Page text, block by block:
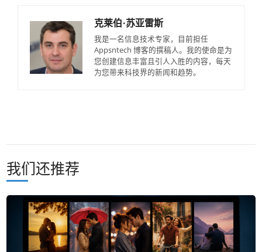
克莱伯·苏亚雷斯
我是一名信息技术专家，目前担任
Appsntech 博客的撰稿人。我的使命是为
您创建信息丰富且引人入胜的内容，每天
为您带来科技界的新闻和趋势。
我们还推荐